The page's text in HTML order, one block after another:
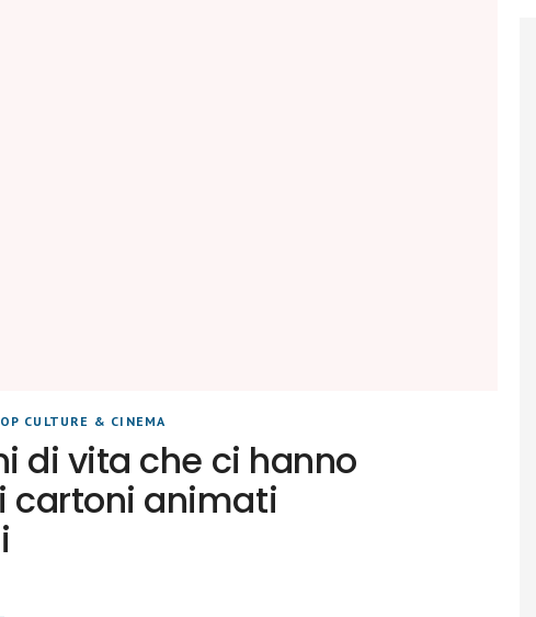
CULTURE & CINEMA
di vita che ci hanno
cartoni animati